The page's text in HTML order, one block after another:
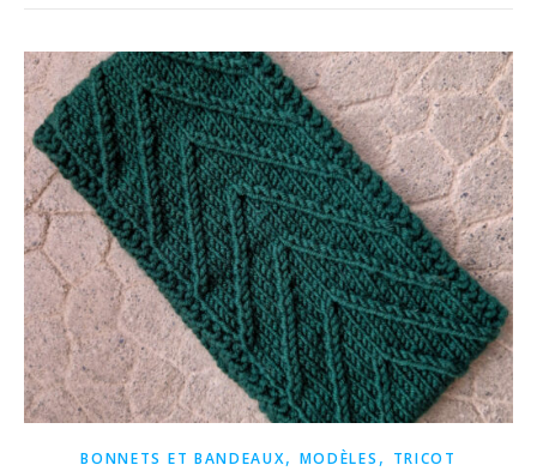
BONNETS ET BANDEAUX, MODÈLES , TRICOT